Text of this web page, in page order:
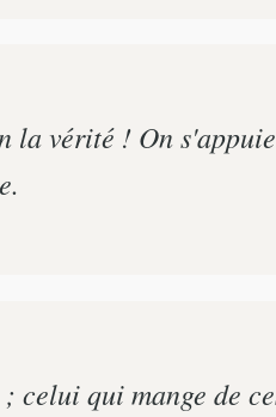
vérité ! On
celui qui mange de